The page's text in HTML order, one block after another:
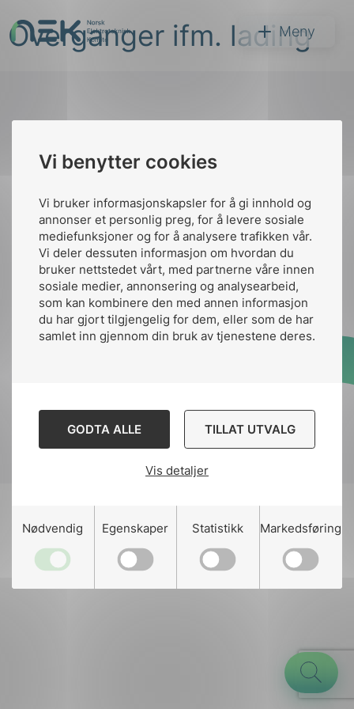
Vi benytter cookies
Vi bruker informasjonskapsler for å gi innhold og
annonser et personlig preg, for å levere sosiale
mediefunksjoner og for å analysere trafikken vår.
Vi deler dessuten informasjon om hvordan du
bruker nettstedet vårt, med partnerne våre innen
sosiale medier, annonsering og analysearbeid,
som kan kombinere den med annen informasjon
du har gjort tilgjengelig for dem, eller som de har
samlet inn gjennom din bruk av tjenestene deres.
GODTA ALLE TILLAT UTVALG
Vis detaljer
Nødvendig Egenskaper Statistikk Markedsføring
til
innhold
NEK Meny
Søk
Overganger ifm. lading
Kontakt oss
Ansatte
nek@nek.no
Kontakt
Bruk av Cookies